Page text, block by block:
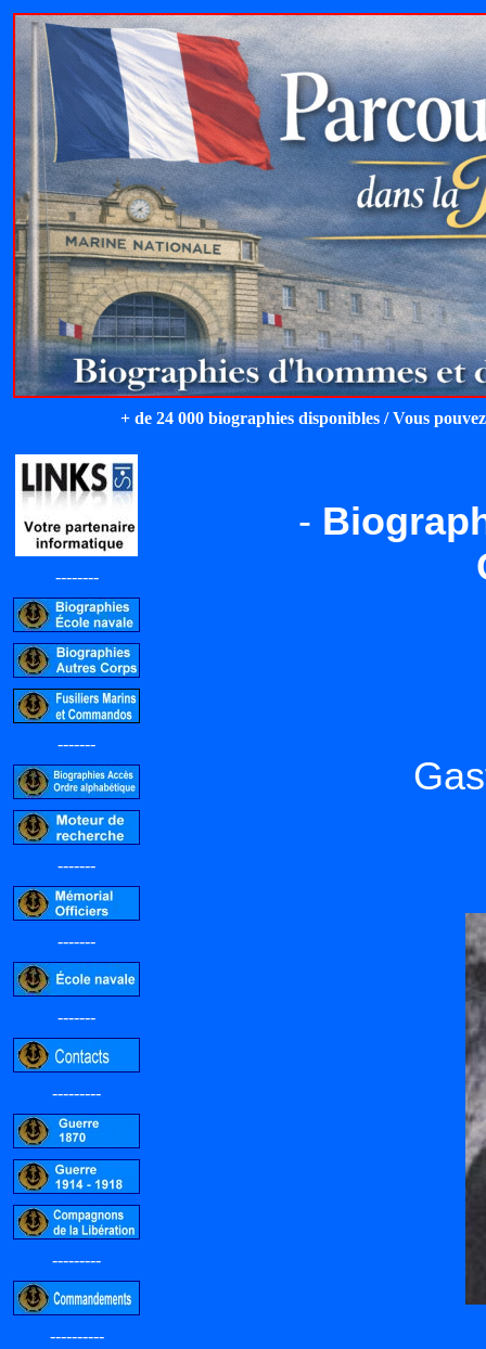
+ de 24 000 biographies disponibles / Vous
--------
-------
-------
-------
-------
---------
---------
----------
-